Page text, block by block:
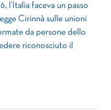
l’Italia faceva un passo
Cirinnà sulle unioni
da persone dello
riconosciuto il